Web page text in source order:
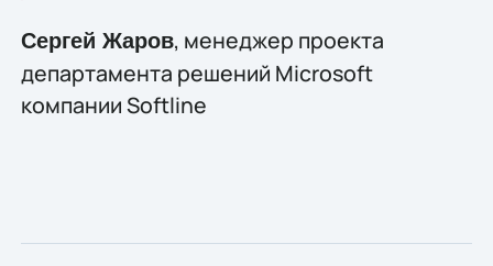
Сергей Жаров, менеджер проекта
департамента решений Microsoft
компании Softline